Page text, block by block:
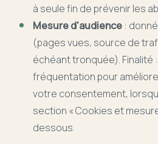
à seule fin de prévenir les
Mesure d'audience :
(pages vues, source de
échéant tronquée). Finalité
fréquentation pour
votre consentement,
section « Cookies et
dessous.